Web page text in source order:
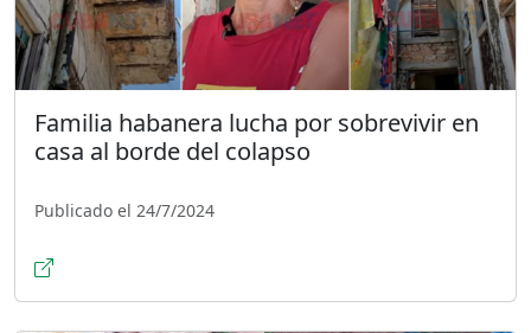
Familia habanera lucha por sobrevivir en
casa al borde del colapso
Publicado el 24/7/2024